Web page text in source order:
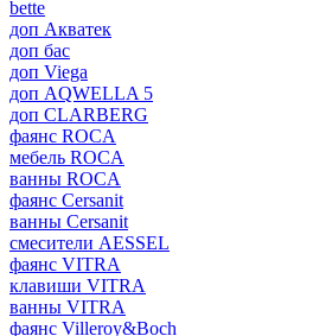
bette
доп Акватек
доп бас
доп Viega
доп AQWELLA 5
доп CLARBERG
фаянс ROCA
мебель ROCA
ванны ROCA
фаянс Cersanit
ванны Cersanit
смесители AESSEL
фаянс VITRA
клавиши VITRA
ванны VITRA
фаянс Villeroy&Boch